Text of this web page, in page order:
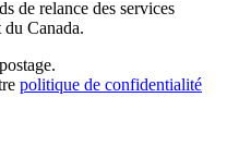
de relance des services
Canada.
politique de confidentialité